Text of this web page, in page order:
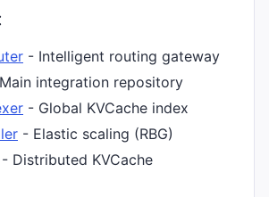
- Intelligent routing gateway
integration repository
- Global KVCache index
- Elastic scaling (RBG)
- Distributed KVCache